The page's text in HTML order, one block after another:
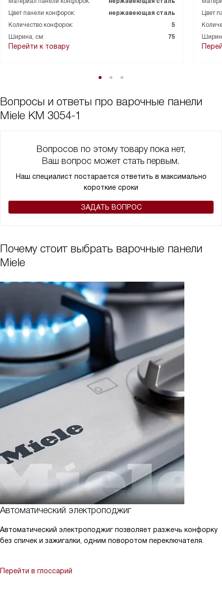
Цвет панели конфорок:
нержавеющая сталь
Количество конфорок:
5
Ширина, см:
75
Перейти к товару
Цвет
Вопросы и ответы про варочные панели
Miele KM 3054-1
Вопросов по этому товару пока нет,
Ваш вопрос может стать первым.
Наш специалист постарается ответить в максимально
короткие сроки
ЗАДАТЬ ВОПРОС
Почему стоит выбрать варочные панели
Miele
Автоматический электроподжиг
Автоматический электроподжиг позволяет разжечь конфорку
без спичек и зажигалки, одним поворотом переключателя.
Перейти в глоссарий